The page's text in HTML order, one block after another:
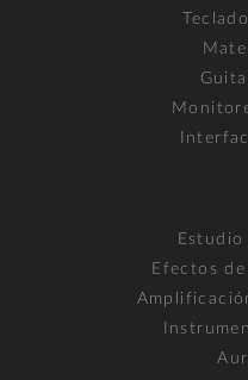
Efectos